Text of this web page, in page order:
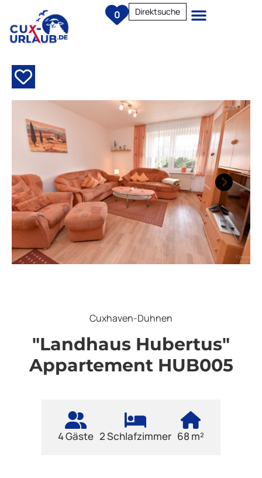
0 Direktsuche
Next
Cuxhaven-Duhnen
"Landhaus Hubertus"
Appartement HUB005
4 Gäste 2 Schlafzimmer 68 m²